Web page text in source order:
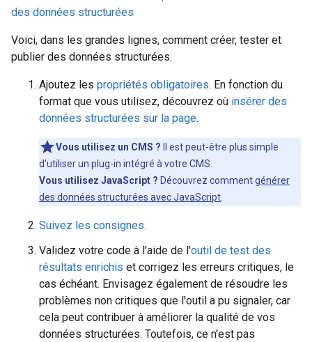
des données structurées
Voici, dans les grandes lignes, comment créer, tester et
publier des données structurées.
Ajoutez les propriétés obligatoires. En fonction du
format que vous utilisez, découvrez où insérer des
données structurées sur la page.
Vous utilisez un CMS ? Il est peut-être plus simple
d'utiliser un plug-in intégré à votre CMS.
Vous utilisez JavaScript ? Découvrez commentgénérer
des données structurées avec JavaScript
Suivez les consignes.
Validez votre code à l'aide de l'outil de test des
résultats enrichis et corrigez les erreurs critiques, le
cas échéant. Envisagez également de résoudre les
problèmes non critiques que l'outil a pu signaler, car
cela peut contribuer à améliorer la qualité de vos
données structurées. Toutefois, ce n'est pas